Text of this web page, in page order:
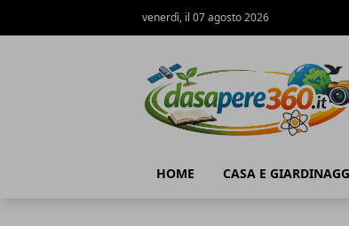
venerdì, il 07 agosto 2026
HOME CASA E